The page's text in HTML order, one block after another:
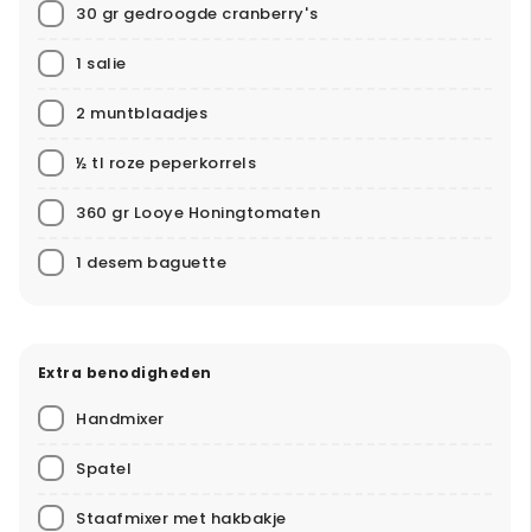
30 gr gedroogde cranberry's
1 salie
2 muntblaadjes
½ tl roze peperkorrels
360 gr Looye Honingtomaten
1 desem baguette
Extra benodigheden
Handmixer
Spatel
Staafmixer met hakbakje